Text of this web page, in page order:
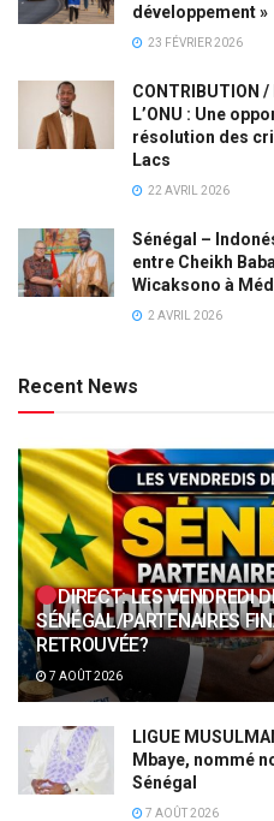
développement »
23 FÉVRIER 2026
CONTRIBUTION /
L’ONU : Une
résolution des
Lacs
22 AVRIL 2026
Sénégal –
entre Cheikh
Wicaksono à
2 AVRIL 2026
Recent News
DIRECT: LES VENDREDI
SÉNÉGAL/PARTENAIRES
RETROUVÉE?
7 AOÛT 2026
LIGUE
Mbaye, nommé
Sénégal
7 AOÛT 2026